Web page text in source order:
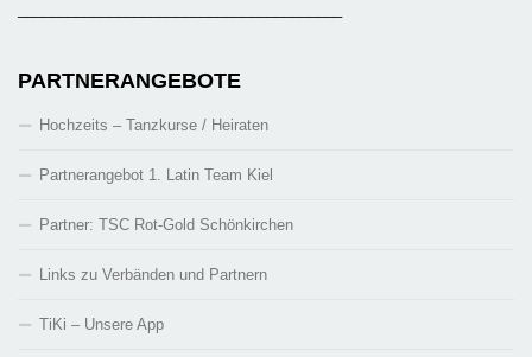
PARTNERANGEBOTE
Hochzeits – Tanzkurse / Heiraten
Partnerangebot 1. Latin Team Kiel
Partner: TSC Rot-Gold Schönkirchen
Links zu Verbänden und Partnern
TiKi – Unsere App